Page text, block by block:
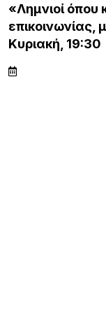
«Λημνιοί όπου
επικοινωνίας,
Κυριακή,